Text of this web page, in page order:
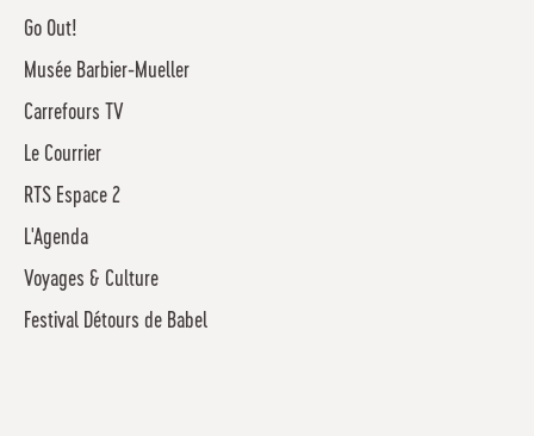
Go Out!
Musée Barbier-Mueller
Carrefours TV
Le Courrier
RTS Espace 2
L'Agenda
Voyages & Culture
Festival Détours de Babel